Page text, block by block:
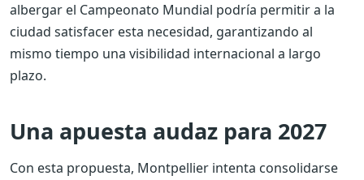
albergar el Campeonato Mundial podría permitir a la
ciudad satisfacer esta necesidad, garantizando al
mismo tiempo una visibilidad internacional a largo
plazo.
Una apuesta audaz para 2027
Con esta propuesta, Montpellier intenta consolidarse